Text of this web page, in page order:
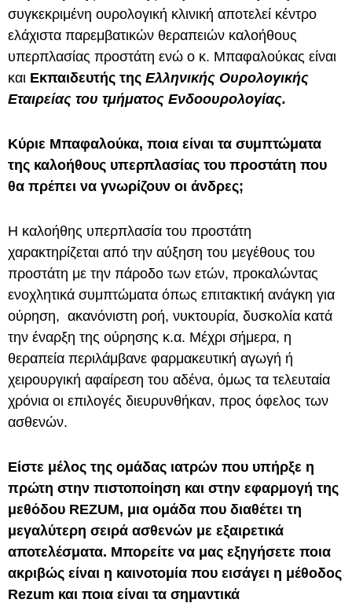
συγκεκριμένη ουρολογική κλινική αποτελεί κέντρο
ελάχιστα παρεμβατικών θεραπειών καλοήθους
υπερπλασίας προστάτη ενώ ο κ. Μπαφαλούκας είναι
και Εκπαιδευτής της Ελληνικής Ουρολογικής
Εταιρείας του τμήματος Ενδοουρολογίας.
Κύριε Μπαφαλούκα, ποια είναι τα συμπτώματα
της καλοήθους υπερπλασίας του προστάτη που
θα πρέπει να γνωρίζουν οι άνδρες;
Η καλοήθης υπερπλασία του προστάτη
χαρακτηρίζεται από την αύξηση του μεγέθους του
προστάτη με την πάροδο των ετών, προκαλώντας
ενοχλητικά συμπτώματα όπως επιτακτική ανάγκη για
ούρηση, ακανόνιστη ροή, νυκτουρία, δυσκολία κατά
την έναρξη της ούρησης κ.α. Μέχρι σήμερα, η
θεραπεία περιλάμβανε φαρμακευτική αγωγή ή
χειρουργική αφαίρεση του αδένα, όμως τα τελευταία
χρόνια οι επιλογές διευρυνθήκαν, προς όφελος των
ασθενών.
Είστε μέλος της ομάδας ιατρών που υπήρξε η
πρώτη στην πιστοποίηση και στην εφαρμογή της
μεθόδου REZUM, μια ομάδα που διαθέτει τη
μεγαλύτερη σειρά ασθενών με εξαιρετικά
αποτελέσματα. Μπορείτε να μας εξηγήσετε ποια
ακριβώς είναι η καινοτομία που εισάγει η μέθοδος
Rezum και ποια είναι τα σημαντικά